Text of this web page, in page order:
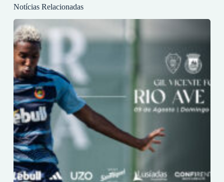
Notícias Relacionadas